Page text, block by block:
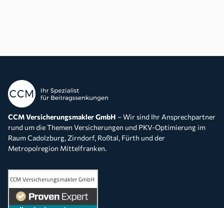
CCM Versicherungsmakler GmbH – Wir sind Ihr Ansprechpartner
rund um die Themen Versicherungen und PKV-Optimierung im
Raum Cadolzburg, Zirndorf, Roßtal, Fürth und der
Metropolregion Mittelfranken.